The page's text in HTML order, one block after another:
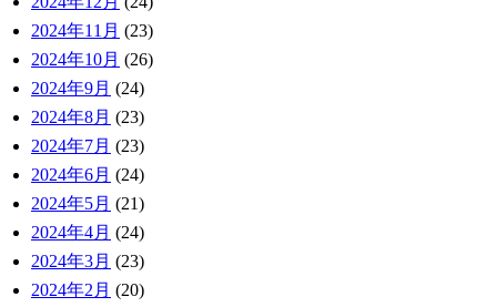
2024年11月 (23)
2024年10月 (26)
2024年9月 (24)
2024年8月 (23)
2024年7月 (23)
2024年6月 (24)
2024年5月 (21)
2024年4月 (24)
2024年3月 (23)
2024年2月 (20)